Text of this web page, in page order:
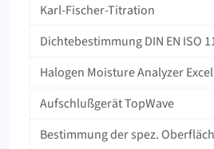
Karl-Fischer-Titration
Dichtebestimmung DIN EN ISO
Halogen Moisture Analyzer
Aufschlußgerät TopWave
Bestimmung der spez.